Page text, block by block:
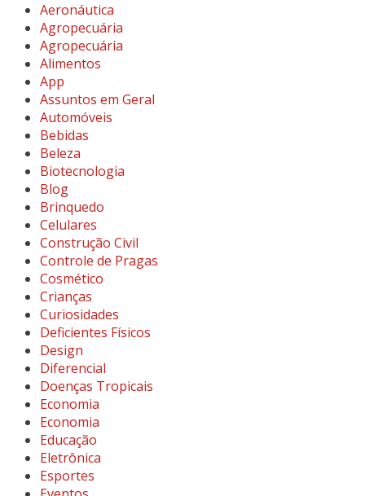
Aeronáutica
Agropecuária
Agropecuária
Alimentos
App
Assuntos em Geral
Automóveis
Bebidas
Beleza
Biotecnologia
Blog
Brinquedo
Celulares
Construção Civil
Controle de Pragas
Cosmético
Crianças
Curiosidades
Deficientes Físicos
Design
Diferencial
Doenças Tropicais
Economia
Economia
Educação
Eletrônica
Esportes